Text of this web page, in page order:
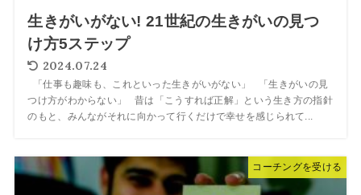
生きがいがない! 21世紀の生きがいの見つ
け方5ステップ
2024.07.24
「仕事も趣味も、これといった生きがいがない」 「生きがいの見
つけ方がわからない」 昔は「こうすれば正解」という生き方の指針
のもと、みんながそれに向かって行くだけで幸せを感じられて...
コーチングを受ける